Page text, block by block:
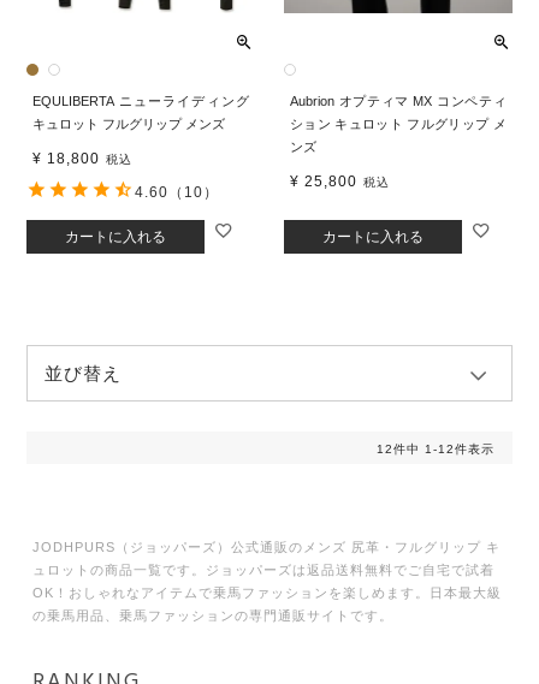
EQULIBERTA ニューライディング
キュロット フルグリップ メンズ
¥ 18,800 税込
カートに入れる
4.60 （10）
Aubrion オプティマ MX コンペティ
ション キュロット フルグリップ メ
ンズ
¥ 25,800 税込
カートに入れる
並び替え
12件中 1 -12件表示
JODHPURS（ジョッパーズ）公式通販のメンズ 尻革・フルグリップ キ
ュロットの商品一覧です。ジョッパーズは返品送料無料でご自宅で試着
OK！おしゃれなアイテムで乗馬ファッションを楽しめます。日本最大級
の乗馬用品、乗馬ファッションの専門通販サイトです。